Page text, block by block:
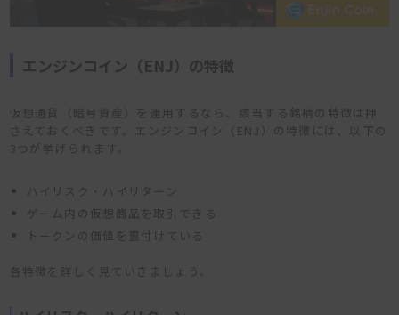
エンジンコイン（ENJ）の特徴
仮想通貨（暗号資産）を運用するなら、該当する銘柄の特徴は押
さえておくべきです。エンジンコイン（ENJ）の特徴には、以下の
3つが挙げられます。
ハイリスク・ハイリターン
ゲーム内の仮想商品を取引できる
トークンの価値を裏付けている
各特徴を詳しく見ていきましょう。